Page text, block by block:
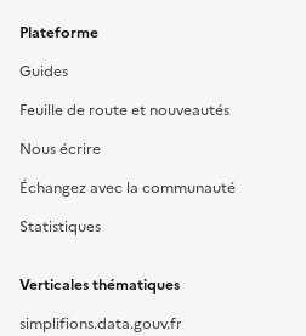
Plateforme
Guides
Feuille de route et nouveautés
Nous écrire
Échangez avec la communauté
Statistiques
Verticales thématiques
simplifions.data.gouv.fr